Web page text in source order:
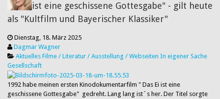
ist eine geschissene Gottesgabe" - gilt heute
als "Kultfilm und Bayerischer Klassiker"
Dienstag, 18. März 2025
Dagmar Wagner
Aktuelles Filme / Literatur / Ausstellung / Webseiten In eigener Sache
Gesellschaft
1992 habe meinen ersten Kinodokumentarfilm " Das Ei ist eine
geschissene Gottesgabe" gedreht. Lang lang ist´s her. Der Titel sorgte